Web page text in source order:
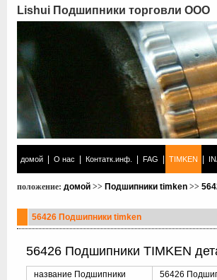
Lishui Подшипники торговли ООО
домой О нас Контатк.инф. FAG TIMKEN
положение: домой >> Подшипники timken >>
56426 Подшипники timken
56426 Подшипники TIMKEN
название Подшипники
56426